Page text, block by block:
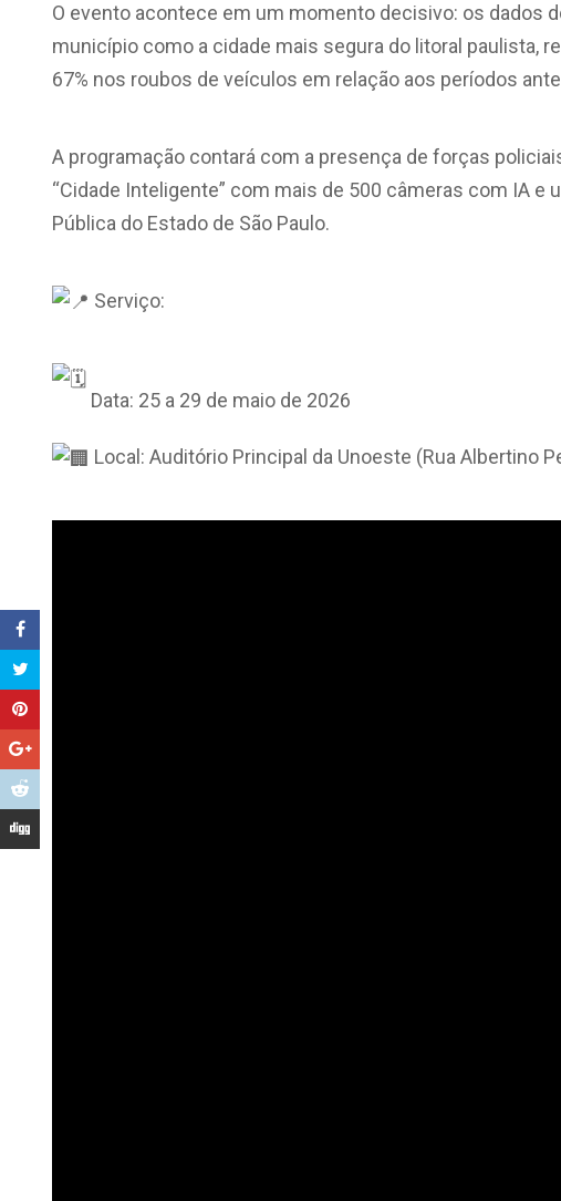
O evento acontece em um momento decisivo: os dados
município como a cidade mais segura do litoral paulista,
67% nos roubos de veículos em relação aos períodos
A programação contará com a presença de forças
“Cidade Inteligente” com mais de 500 câmeras com IA
Pública do Estado de São Paulo.
Serviço:
Data: 25 a 29 de maio de 2026
Local: Auditório Principal da Unoeste (Rua Albertino